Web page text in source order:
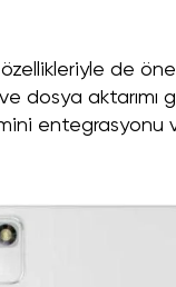
de öne
dosya aktarımı
entegrasyonu